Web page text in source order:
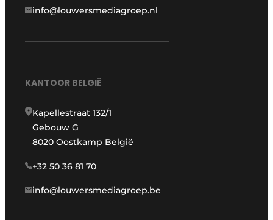
info@louwersmediagroep.nl
KANTOOR BELGIË
Kapellestraat 132/1
Gebouw G
8020 Oostkamp België
+32 50 36 81 70
info@louwersmediagroep.be